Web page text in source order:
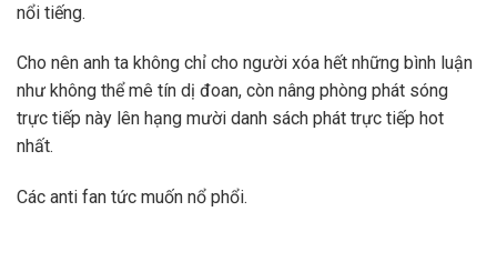
nổi tiếng.
Cho nên anh ta không chỉ cho người xóa hết những bình luận
như không thể mê tín dị đoan, còn nâng phòng phát sóng
trực tiếp này lên hạng mười danh sách phát trực tiếp hot
nhất.
Các anti fan tức muốn nổ phổi.